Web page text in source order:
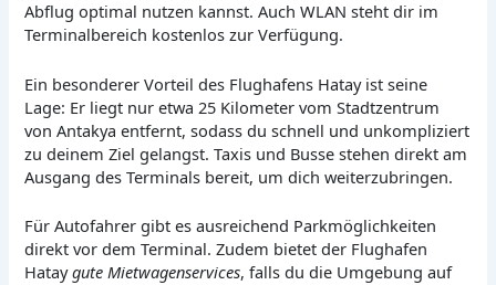
Abflug optimal nutzen kannst. Auch WLAN steht dir im
Terminalbereich kostenlos zur Verfügung.
Ein besonderer Vorteil des Flughafens Hatay ist seine
Lage: Er liegt nur etwa 25 Kilometer vom Stadtzentrum
von Antakya entfernt, sodass du schnell und unkompliziert
zu deinem Ziel gelangst. Taxis und Busse stehen direkt am
Ausgang des Terminals bereit, um dich weiterzubringen.
Für Autofahrer gibt es ausreichend Parkmöglichkeiten
direkt vor dem Terminal. Zudem bietet der Flughafen
Hataygute Mietwagenservices, falls du die Umgebung auf